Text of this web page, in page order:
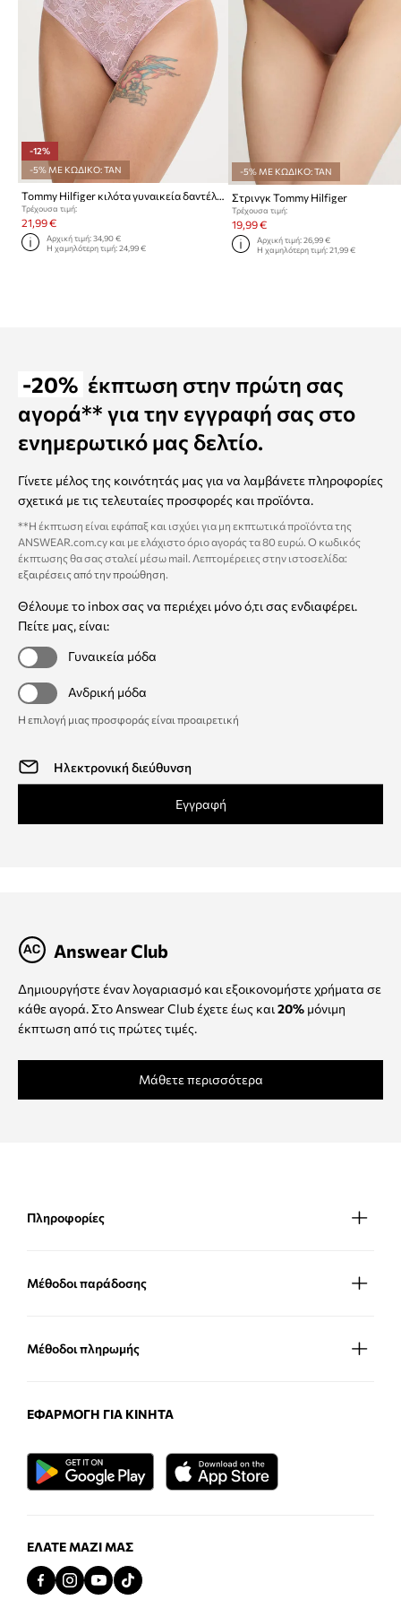
-12%
-5% ΜΕ ΚΩΔΙΚΟ: TAN
Tommy Hilfiger κιλότα γυναικεία δαντέλα
Τρέχουσα τιμή:
21,99 €
Αρχική τιμή:34,90 €
Η χαμηλότερη τιμή:24,99 €
-5% ΜΕ ΚΩΔΙΚΟ: TAN
Στρινγκ Tommy Hilfiger
Τρέχουσα τιμή:
19,99 €
Αρχική τιμή: 26,99 €
Η χαμηλότερη τιμή: 21,99 €
-20% έκπτωση στην πρώτη σας
αγορά** για την εγγραφή σας στο
ενημερωτικό μας δελτίο.
Γίνετε μέλος της κοινότητάς μας για να λαμβάνετε πληροφορίες
σχετικά με τις τελευταίες προσφορές και προϊόντα.
**Η έκπτωση είναι εφάπαξ και ισχύει για μη εκπτωτικά προϊόντα της
ANSWEAR.com.cy και με ελάχιστο όριο αγοράς τα 80 ευρώ. Ο κωδικός
έκπτωσης θα σας σταλεί μέσω mail. Λεπτομέρειες στην ιστοσελίδα:
εξαιρέσεις από την προώθηση
Θέλουμε το inbox σας να περιέχει μόνο ό,τι σας ενδιαφέρει.
Πείτε μας, είναι:
Γυναικεία μόδα
Ανδρική μόδα
Η επιλογή μιας προσφοράς είναι προαιρετική
Εγγραφή
Answear Club
Δημιουργήστε έναν λογαριασμό και εξοικονομήστε χρήματα σε
κάθε αγορά. Στο Answear Club έχετε έως και 20% μόνιμη
έκπτωση από τις πρώτες τιμές.
Μάθετε περισσότερα
Πληροφορίες
Μέθοδοι παράδοσης
Μέθοδοι πληρωμής
ΕΦΑΡΜΟΓΉ ΓΙΑ ΚΙΝΗΤΆ
ΕΛΆΤΕ ΜΑΖΊ ΜΑΣ